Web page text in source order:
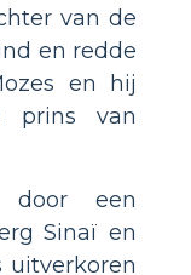
van de
en redde
en hij
prins van
door een
Sinaï en
uitverkoren